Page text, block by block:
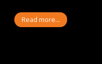
Read more...